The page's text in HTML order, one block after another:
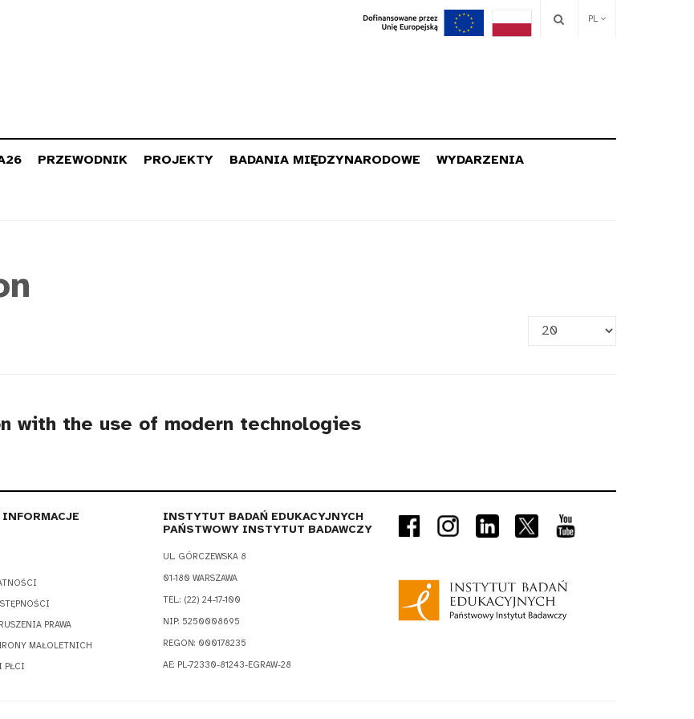
PL
PRZEWODNIK PROJEKTY BADANIA MIĘDZYNARODOWE WYDARZENIA
Pokaż
with the use of modern technologies
PRAWA
MAŁOLETNICH
PŁCI
INSTYTUT BADAŃ EDUKACYJNYCH
PAŃSTWOWY INSTYTUT BADAWCZY
UL. GÓRCZEWSKA 8
01-180 WARSZAWA
TEL.: (22) 24-17-100
NIP: 5250008695
REGON: 000178235
AE: PL-72330-81243-EGRAW-28